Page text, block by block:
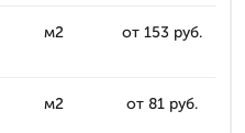
м2 от 153 руб.
м2 от 81 руб.